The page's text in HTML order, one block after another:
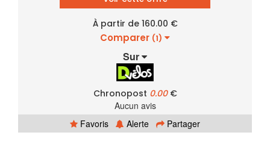
À partir de 160.00 €
Comparer (1)
Sur
Chronopost 0.00€
Aucun avis
Favoris
Alerte Partager